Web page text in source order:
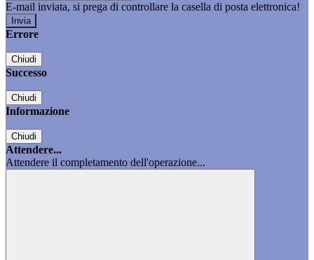
E-mail inviata, si prega di controllare la casella di posta elettronica!
Errore
Chiudi
Successo
Chiudi
Informazione
Chiudi
Attendere...
Attendere il completamento dell'operazione...